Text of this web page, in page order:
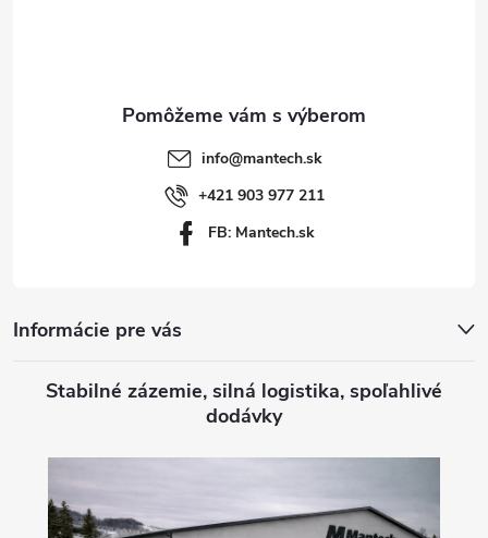
info@mantech.sk
+421 903 977 211
FB: Mantech.sk
Informácie pre vás
Stabilné zázemie, silná logistika, spoľahlivé
dodávky